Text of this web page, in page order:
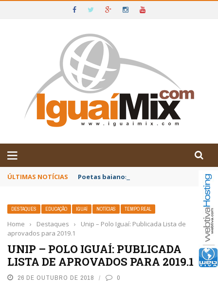
IGUAÍ E SUDOESTE DA BAHIA
ÚLTIMAS NOTÍCIAS Poetas baianos representam o Brasil no
DESTAQUES EDUCAÇÃO IGUAÍ NOTÍCIAS TEMPO REAL
Home › Destaques ›
Unip – Polo Iguaí: Publicada Lista de
aprovados para 2019.1
UNIP – POLO IGUAÍ: PUBLICADA
LISTA DE APROVADOS PARA 2019.1
26 DE OUTUBRO DE 2018 0